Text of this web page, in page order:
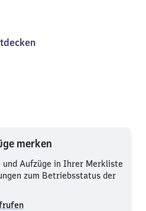
merken
und Aufzüge in Ihrer Merkliste
zum Betriebsstatus der